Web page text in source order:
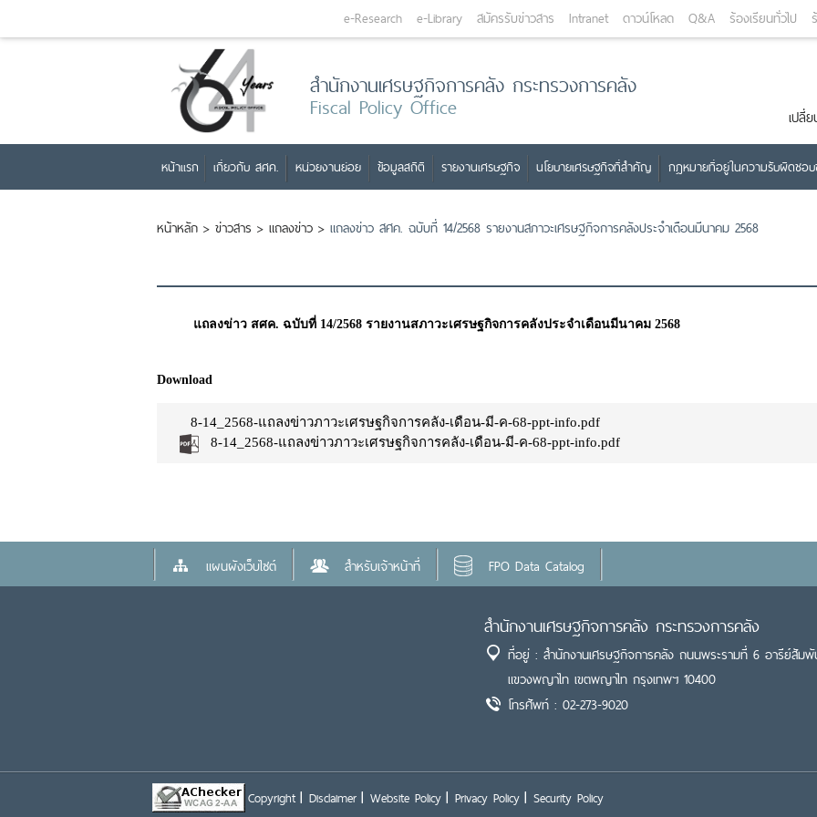
e-Research e-Library สมัครรับข่าวสาร Intranet ดาวน์โหลด Q&A ร้องเรียนทั่วไป
สำนักงานเศรษฐกิจการคลัง กระทรวงการคลัง
Fiscal Policy Office เปลี่
หน้าแรก เกี่ยวกับ สศค. หน่วยงานย่อย ข้อมูลสถิติ รายงานเศรษฐกิจ นโยบายเศรษฐกิจที่สำคัญ กฎหมายที่อยู่ในความรับผิดชอ
หน้าหลัก > ข่าวสาร > แถลงข่าว > แถลงข่าว สศค. ฉบับที่ 14/2568 รายงานสภาวะเศรษฐกิจการคลังประจำเดือนมีนาคม 2568
แถลงข่าว สศค. ฉบับที่ 14/2568 รายงานสภาวะเศรษฐกิจการคลังประจำเดือนมีนาคม 2568
Download
8-14_2568-แถลงข่าวภาวะเศรษฐกิจการคลัง-เดือน-มี-ค-68-ppt-info.pdf
8-14_2568-แถลงข่าวภาวะเศรษฐกิจการคลัง-เดือน-มี-ค-68-ppt-info.pdf
แผนผังเว็บไซต์ สำหรับเจ้าหน้าที่ FPO Data Catalog
สำนักงานเศรษฐกิจการคลัง กระทรวงการคลัง
ที่อยู่ : สำนักงานเศรษฐกิจการคลัง ถนนพระรามที่ 6 อารีย์สัม
แขวงพญาไท เขตพญาไท กรุงเทพฯ 10400
โทรศัพท์ : 02-273-9020
Copyright Disclaimer Website Policy Privacy Policy Security Policy